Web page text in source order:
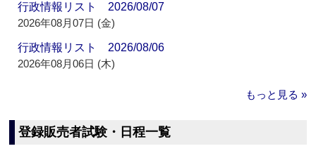
行政情報リスト 2026/08/07
2026年08月07日 (金)
行政情報リスト 2026/08/06
2026年08月06日 (木)
もっと見る »
登録販売者試験・日程一覧